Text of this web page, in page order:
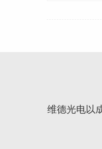
维德光电以